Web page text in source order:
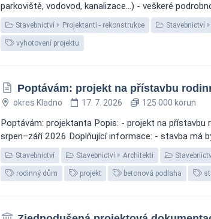
parkoviště, vodovod, kanalizace...) - veškeré
Stavebnictví Projektanti - rekonstrukce Stavebnictví
vyhotovení projektu
Poptávám: projekt na přístavbu
okres Kladno 17. 7. 2026 125 000 korun
Poptávám: projektanta Popis: - projekt na
srpen–září 2026 Doplňující informace: - stavba má
Stavebnictví Stavebnictví Architekti
rodinný dům projekt betonová podlaha